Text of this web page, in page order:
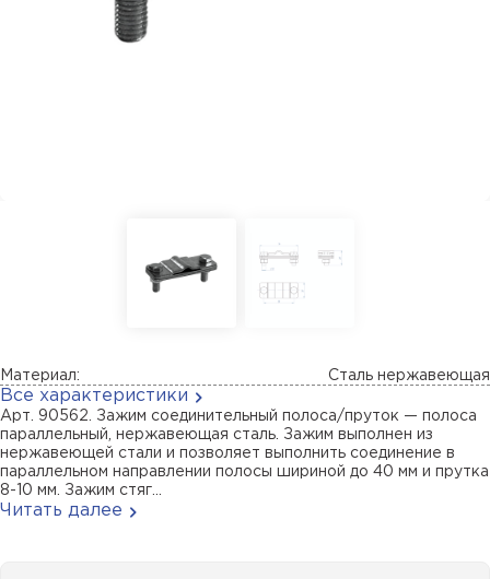
Материал: Сталь нержавеющая
Все характеристики
Арт. 90562. Зажим соединительный полоса/пруток — полоса
параллельный, нержавеющая сталь. Зажим выполнен из
нержавеющей стали и позволяет выполнить соединение в
параллельном направлении полосы шириной до 40 мм и прутка
8-10 мм. Зажим стяг...
Читать далее